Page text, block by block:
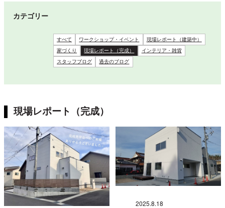
カテゴリー
すべて ワークショップ・イベント 現場レポート（建築中）
家づくり 現場レポート（完成） インテリア・雑貨
スタッフブログ 過去のブログ
現場レポート（完成）
2025.8.18